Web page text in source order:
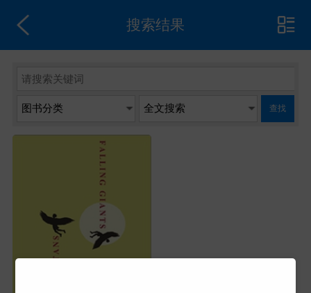
搜索结果
查找